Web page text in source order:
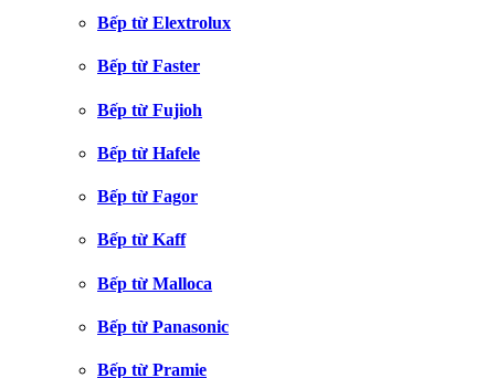
Bếp từ Elextrolux
Bếp từ Faster
Bếp từ Fujioh
Bếp từ Hafele
Bếp từ Fagor
Bếp từ Kaff
Bếp từ Malloca
Bếp từ Panasonic
Bếp từ Pramie